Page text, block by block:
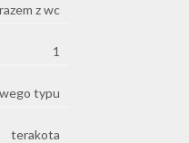
razem z wc
1
typu
terakota